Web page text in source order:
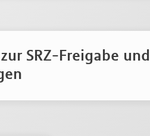
SRZ-Freigabe und